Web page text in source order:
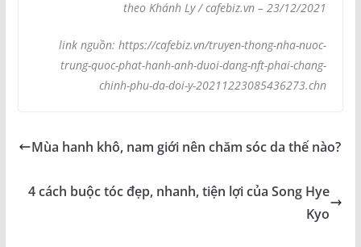
theo Khánh Ly / cafebiz.vn – 23/12/2021
link nguồn: https://cafebiz.vn/truyen-thong-nha-nuoc-
trung-quoc-phat-hanh-anh-duoi-dang-nft-phai-chang-
chinh-phu-da-doi-y-20211223085436273.chn
Mùa hanh khô, nam giới nên chăm sóc da thế nào?
4 cách buộc tóc đẹp, nhanh, tiện lợi của Song Hye
Kyo